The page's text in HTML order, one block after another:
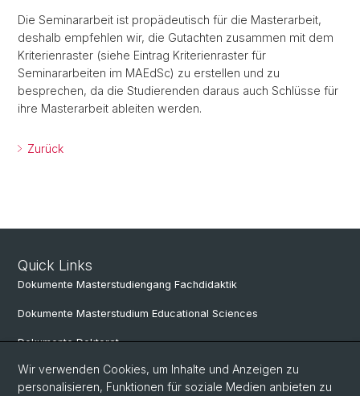
Die Seminararbeit ist propädeutisch für die Masterarbeit,
deshalb empfehlen wir, die Gutachten zusammen mit dem
Kriterienraster (siehe Eintrag Kriterienraster für
Seminararbeiten im MAEdSc) zu erstellen und zu
besprechen, da die Studierenden daraus auch Schlüsse für
ihre Masterarbeit ableiten werden.
Zurück
Quick Links
Dokumente Masterstudiengang Fachdidaktik
Dokumente Masterstudium Educational Sciences
Dokumente Doktorat
Wir verwenden Cookies, um Inhalte und Anzeigen zu
personalisieren, Funktionen für soziale Medien anbieten zu